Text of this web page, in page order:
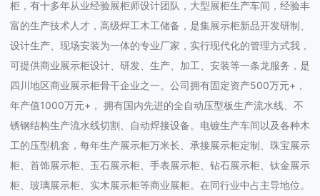
柜，有十多年从业经验展柜师设计团队，大型展柜生产车间，经验丰
富的生产技术人才，高级焊工木工储备，是集展示柜新品开发研制、
设计生产、现场安装为一体的专业厂家，实行现代化的管理方式我，
可提供商业展示柜设计、研发、生产、加工、安装等一条龙服务，是
四川地区商业展示柜骨干企业之一。公司拥有固定资产500万元+，
年产值1000万元+， 拥有国内先进的全自动压型板生产流水线、不
锈钢结构生产流水线切割、自动焊接设备。电镀生产车间以及各种木
工的压型机套，每年生产展示柜万米长、承接展示柜定制、珠宝展示
柜、首饰展示柜、玉石展示柜、手表展示柜、钻石展示柜、钛金展示
柜、玻璃展示柜、实木展示柜等商业展柜。在同行业中占主导地位。